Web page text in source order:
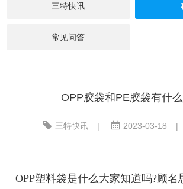
三特快讯
常见问答
OPP胶袋和PE胶袋有什
三特快讯 | 2023-03-18 |
OPP塑料袋是什么大家知道吗?顾名